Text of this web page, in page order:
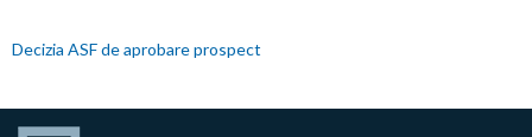
Decizia ASF de aprobare prospect